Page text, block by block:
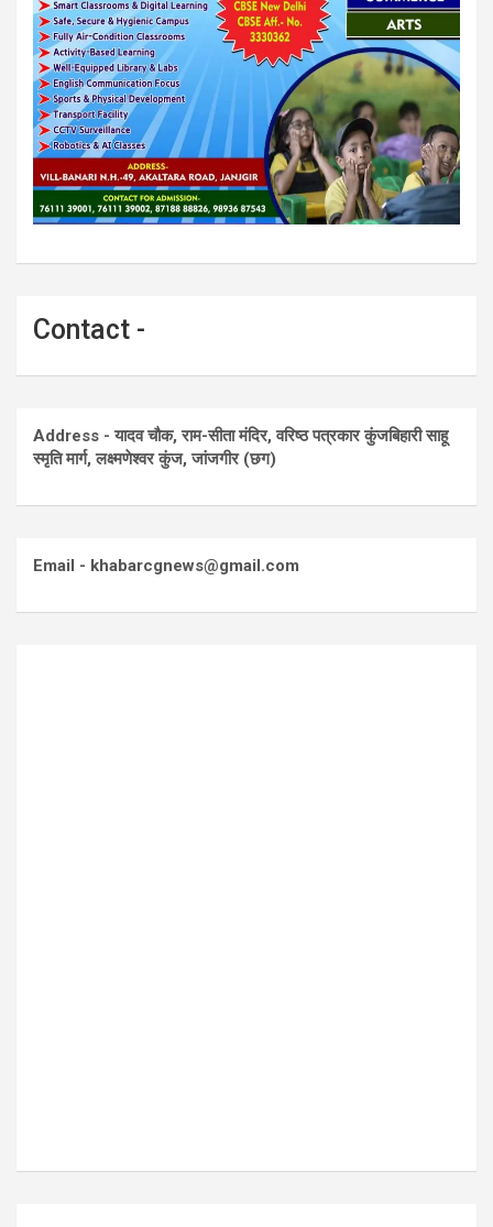
Contact -
Address - यादव चौक, राम-सीता मंदिर, वरिष्ठ पत्रकार कुंजबिहारी साहू
स्मृति मार्ग, लक्ष्मणेश्वर कुंज, जांजगीर (छग)
Email - khabarcgnews@gmail.com